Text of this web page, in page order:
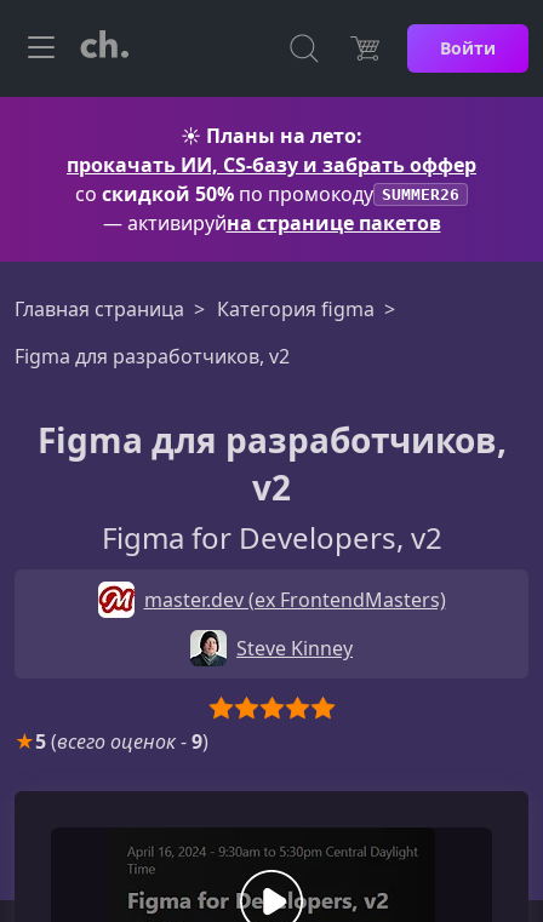
Войти
☀️ Планы на лето:
прокачать ИИ, CS-базу и забрать оффер
со скидкой 50% по промокоду SUMMER26
— активируйна странице пакетов
Главная страница
Категория figma
Figma для разработчиков, v2
Figma для разработчиков,
v2
Figma for Developers, v2
master.dev (ex FrontendMasters)
Steve Kinney
★5(всего оценок-9)